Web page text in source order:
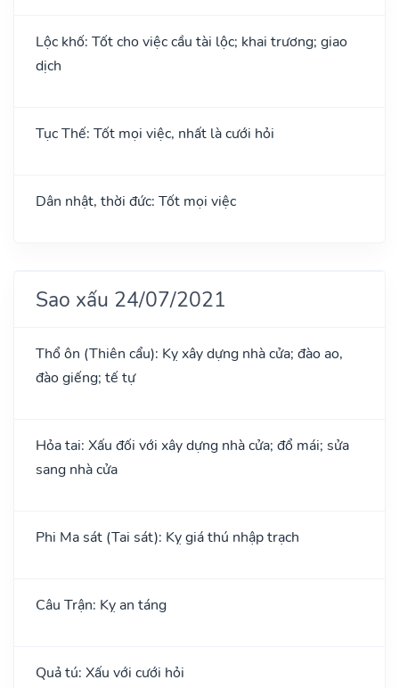
Lộc khố: Tốt cho việc cầu tài lộc; khai trương; giao
dịch
Tục Thế: Tốt mọi việc, nhất là cưới hỏi
Dân nhật, thời đức: Tốt mọi việc
Sao xấu 24/07/2021
Thổ ôn (Thiên cẩu): Kỵ xây dựng nhà cửa; đào ao,
đào giếng; tế tự
Hỏa tai: Xấu đối với xây dựng nhà cửa; đổ mái; sửa
sang nhà cửa
Phi Ma sát (Tai sát): Kỵ giá thú nhập trạch
Câu Trận: Kỵ an táng
Quả tú: Xấu với cưới hỏi